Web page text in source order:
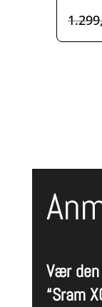
Vær
“Sram